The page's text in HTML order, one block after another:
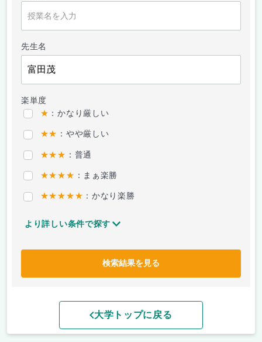
先生名
楽単度
★ ：かなり厳しい
★★ ：やや厳しい
★★★ ：普通
★★★★ ：まぁ楽勝
★★★★★ ：かなり楽勝
より詳しい条件で探す
検索結果を見る
大学トップに戻る